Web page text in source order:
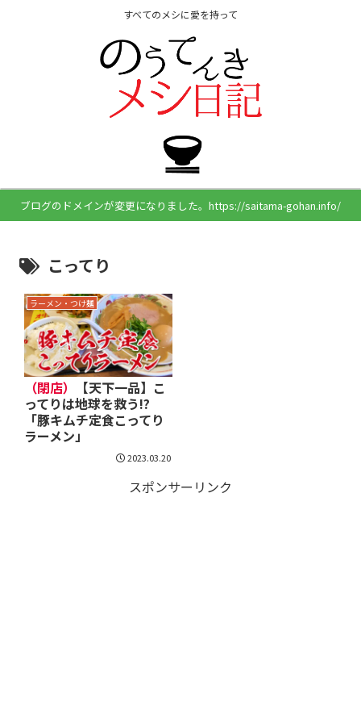
すべてのメシに愛を持って
ブログのドメインが変更になりました。https://saitama-gohan.info/
こってり
ラーメン・つけ麺
（閉店）
【天下一品】こ
ってりは地球を救う!?
「豚キムチ定食こってり
ラーメン」
2023.03.20
スポンサーリンク